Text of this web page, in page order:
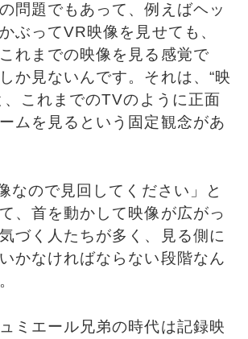
問題でもあって、例えばヘッ
ぶってVR映像を見せても、
れまでの映像を見る感覚で
か見ないんです。それは、“映
、これまでのTVのように正面
ムを見るという固定観念があ
なので見回してください」と
、首を動かして映像が広がっ
づく人たちが多く、見る側に
かなければならない段階なん
ミエール兄弟の時代は記録映